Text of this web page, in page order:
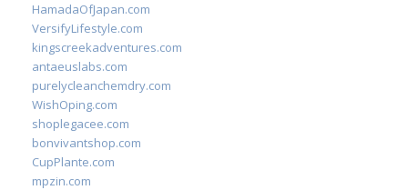
HamadaOfJapan.com
VersifyLifestyle.com
kingscreekadventures.com
antaeuslabs.com
purelycleanchemdry.com
WishOping.com
shoplegacee.com
bonvivantshop.com
CupPlante.com
mpzin.com